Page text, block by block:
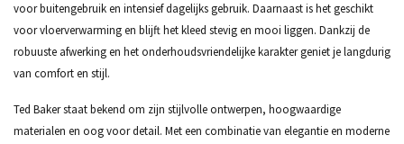
voor buitengebruik en intensief dagelijks gebruik. Daarnaast is het geschikt
voor vloerverwarming en blijft het kleed stevig en mooi liggen. Dankzij de
robuuste afwerking en het onderhoudsvriendelijke karakter geniet je langdurig
van comfort en stijl.
Ted Baker staat bekend om zijn stijlvolle ontwerpen, hoogwaardige
materialen en oog voor detail. Met een combinatie van elegantie en moderne